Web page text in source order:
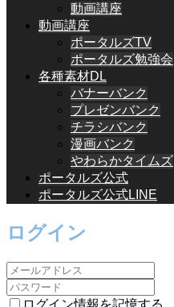
動画講座
動画講座
ポータルズTV
ポータルズ勉強会
各種素材DL
バナーバンク
プレゼンバンク
チラシバンク
漫画バンク
やわらかタイムズ
ポータルズ公式
ポータルズ公式LINE
ログイン
ログイン情報を記憶する